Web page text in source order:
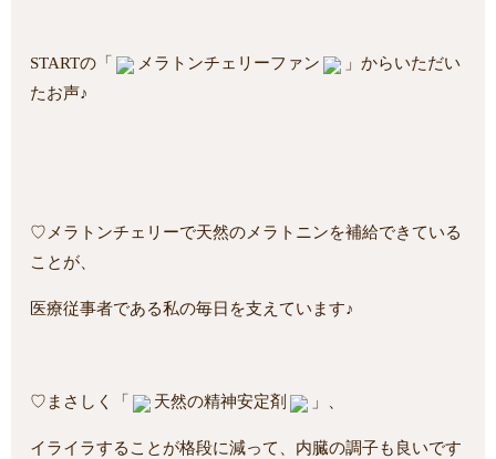
STARTの「 メラトンチェリーファン
」からいただい
たお声♪
♡メラトンチェリーで天然のメラトニンを補給できている
ことが、
医療従事者である私の毎日を支えています♪
♡まさしく「 天然の精神安定剤 」、
イライラすることが格段に減って、内臓の調子も良いです